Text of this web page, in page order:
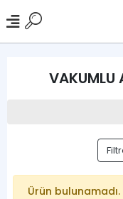
VAKUMLU
Ürün bulunamadı.